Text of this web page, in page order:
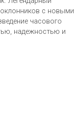
с новыми
часового
надежностью и